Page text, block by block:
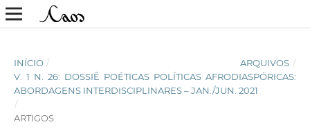
INÍCIO / ARQUIVOS /
V. 1 N. 26: DOSSIÊ POÉTICAS POLÍTICAS AFRODIASPÓRICAS:
ABORDAGENS INTERDISCIPLINARES – JAN./JUN. 2021
/
ARTIGOS